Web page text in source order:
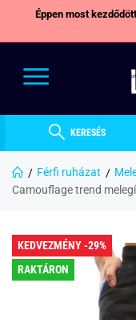
Éppen most
KERESÉS
Férfi ruházat
Camouflage trend
KEDVEZMÉNY -29%
RAKTÁRON